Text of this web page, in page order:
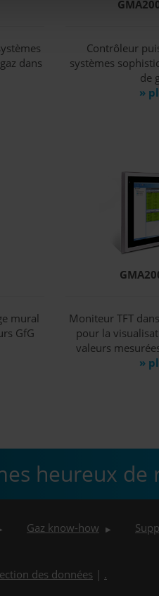
dans
Contrôleur
systèmes
de
»
mural
GfG
Moniteur TFT
pour la
valeurs
»
heureux
Gaz know-how ▶
des données | .